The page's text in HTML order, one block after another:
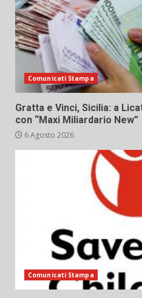
Comunicati Stampa
Gratta e Vinci, Sicilia: a
con “Maxi Miliardario New”
6 Agosto 2026
Comunicati Stampa